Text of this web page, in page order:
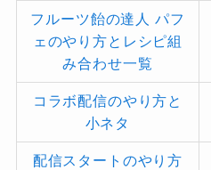
フルーツ飴の達人 パフ
ェのやり方とレシピ組
み合わせ一覧
コラボ配信のやり方と
小ネタ
配信スタートのやり方